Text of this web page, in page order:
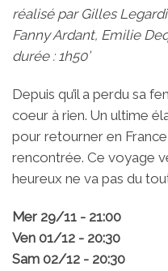
réalisé par Gilles
Fanny Ardant, Emilie
durée : 1h50’
Depuis qu’il a perdu sa
coeur à rien. Un ultime
pour retourner en
rencontrée. Ce voyage
heureux ne va pas du
Mer 29/11 - 21:00
Ven 01/12 - 20:30
Sam 02/12 - 20:30